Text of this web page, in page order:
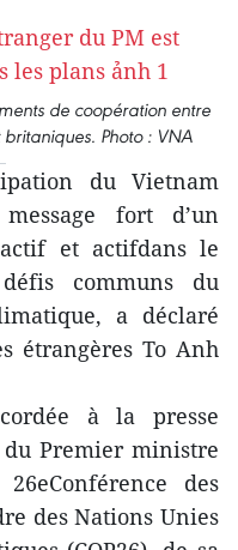
de coopération entre
Photo : VNA
du Vietnam
fort d’un
et actifdans le
communs du
a déclaré
étrangères To Anh
à la presse
Premier ministre
des
des Nations Unies